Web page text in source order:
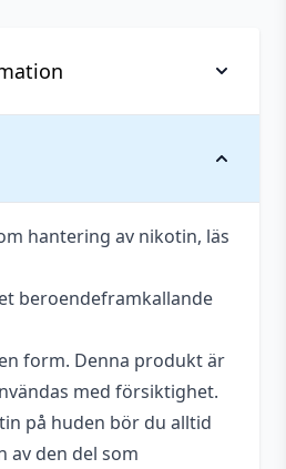
hantering av nikotin, läs
beroendeframkallande
form. Denna produkt är
med försiktighet.
på huden bör du alltid
av den del som
1 st
10 ml
Tobak
10 ml